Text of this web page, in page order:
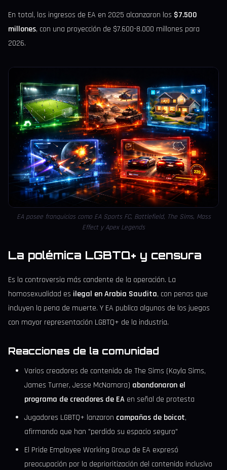
En total, los ingresos de EA en 2025 alcanzaron los $7.500
millones, con una proyección de $7.600-8.000 millones para
2026.
EA posee franquicias como EA Sports FC, Battlefield, The Sims, Mass
Effect y Apex Legends
La polémica LGBTQ+ y censura
Es la controversia más candente de la operación. La
homosexualidad es ilegal en Arabia Saudita, con penas que
incluyen la pena de muerte. Y EA publica algunos de los juegos
con mayor representación LGBTQ+ de la industria.
Reacciones de la comunidad
Varios creadores de contenido de The Sims (Kayla Sims,
James Turner, Jesse McNamara) abandonaron el
programa de creadores de EA en señal de protesta
Jugadores LGBTQ+ lanzaron campañas de boicot,
afirmando que han "perdido su espacio seguro"
El Pride Employee Working Group de EA expresó
preocupación por la deprioritización del contenido inclusivo